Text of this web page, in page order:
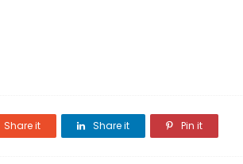
Share it Share it Pin it